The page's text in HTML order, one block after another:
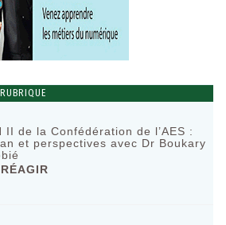
II de la Confédération de l’AES :
et perspectives avec Dr Boukary
RÉAGIR